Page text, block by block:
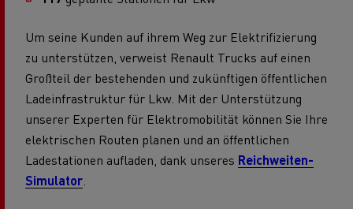
Um seine Kunden auf ihrem Weg zur Elektrifizierung
zu unterstützen, verweist Renault Trucks auf einen
Großteil der bestehenden und zukünftigen öffentlichen
Ladeinfrastruktur für Lkw. Mit der Unterstützung
unserer Experten für Elektromobilität können Sie Ihre
elektrischen Routen planen und an öffentlichen
Ladestationen aufladen, dank unseres Reichweiten-
Simulator